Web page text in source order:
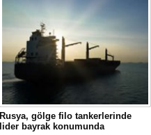
Rusya, gölge filo tankerlerinde
lider bayrak konumunda